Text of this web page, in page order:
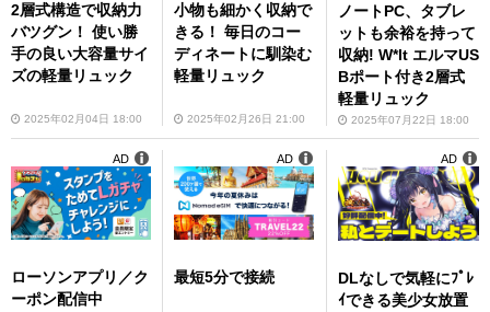
2層式構造で収納力
バツグン！ 使い勝
手の良い大容量サイ
ズの軽量リュック
2025年02月04日 18:00
小物も細かく収納で
きる！ 毎日のコー
ディネートに馴染む
軽量リュック
2025年02月26日 21:00
ノートPC、タブレ
ットも余裕を持って
収納! W*lt エルマUS
Bポート付き2層式
軽量リュック
2025年07月22日 18:00
ローソンアプリ／ク
ーポン配信中
AD
最短5分で接続
AD
DLなしで気軽にﾌﾟﾚ
ｲできる美少女放置
AD